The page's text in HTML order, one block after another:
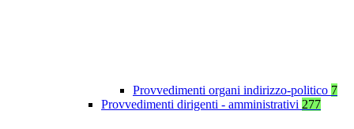
Provvedimenti organi indirizzo-politico 7
Provvedimenti dirigenti - amministrativi 277